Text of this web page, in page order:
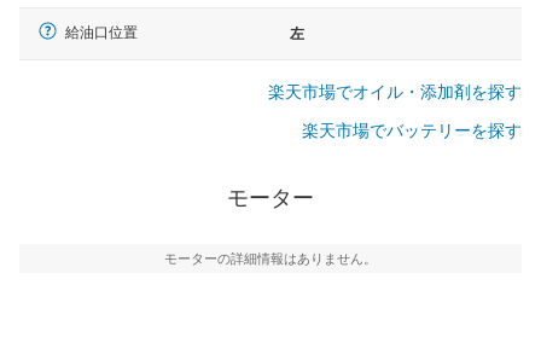
給油口位置 左
楽天市場でオイル・添加剤を探す
楽天市場でバッテリーを探す
モーター
モーターの詳細情報はありません。